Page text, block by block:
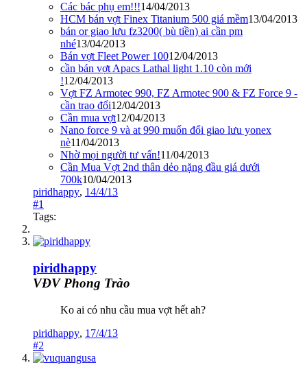
Các bác phụ em!!!14/04/2013
HCM bán vợt Finex Titanium 500 giá mềm13/04/2013
bán or giao lưu fz3200( bù tiền) ai cần pm
nhé13/04/2013
Bán vợt Fleet Power 10012/04/2013
cần bán vợt Apacs Lathal light 1.10 còn mới
!12/04/2013
Vợt FZ Armotec 990, FZ Armotec 900 & FZ Force 9 -
cần trao đổi12/04/2013
Cần mua vợt12/04/2013
Nano force 9 và at 990 muốn đổi giao lưu yonex
nè11/04/2013
Nhờ mọi người tư vấn!11/04/2013
Cần Mua Vợt 2nd thân dẻo nặng đầu giá dưới
700k10/04/2013
piridhappy, 14/4/13
#1
Tags:
piridhappy
VĐV Phong Trào
Ko ai có nhu cầu mua vợt hết ah?
piridhappy, 17/4/13
#2